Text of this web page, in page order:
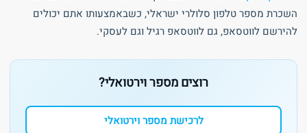
השכרת מספר טלפון סלולרי ישראלי, כשבאמצעותו אתם יכולים
להירשם לווטסאפ, גם לווטסאפ רגיל וגם לעסקי.
רוצים מספר וירטואלי?
לרכישת מספר וירטואלי